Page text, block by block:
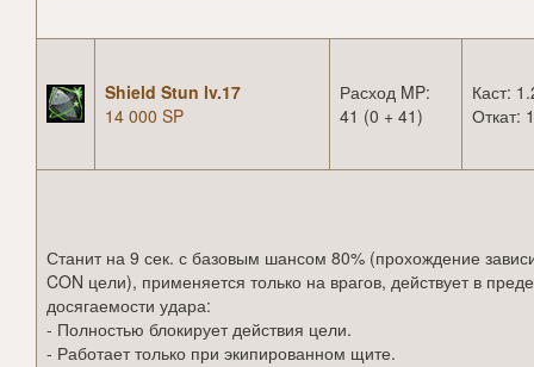
Shield Stun lv.17
14 000 SP
Расход MP:
41 (0 + 41)
Каст:
Откат:
Станит на 9 сек. с базовым шансом 80% (прохождение
CON цели), применяется только на врагов, действует в
досягаемости удара:
- Полностью блокирует действия цели.
- Работает только при экипированном щите.